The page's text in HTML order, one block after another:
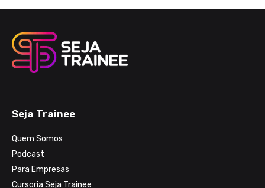
Seja Trainee
Quem Somos
Podcast
Para Empresas
Cursoria Seja Trainee